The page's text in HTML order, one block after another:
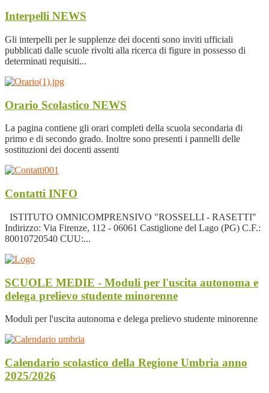
Interpelli NEWS
Gli interpelli per le supplenze dei docenti sono inviti ufficiali
pubblicati dalle scuole rivolti alla ricerca di figure in possesso di
determinati requisiti...
Orario Scolastico NEWS
La pagina contiene gli orari completi della scuola secondaria di
primo e di secondo grado. Inoltre sono presenti i pannelli delle
sostituzioni dei docenti assenti
Contatti INFO
ISTITUTO OMNICOMPRENSIVO "ROSSELLI - RASETTI"
Indirizzo: Via Firenze, 112 - 06061 Castiglione del Lago (PG) C.F.:
80010720540 CUU:...
SCUOLE MEDIE - Moduli per l'uscita autonoma e
delega prelievo studente minorenne
Moduli per l'uscita autonoma e delega prelievo studente minorenne
Calendario scolastico della Regione Umbria anno
2025/2026